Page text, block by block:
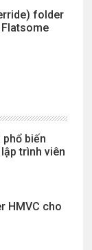
folder
biến
trình viên
HMVC cho